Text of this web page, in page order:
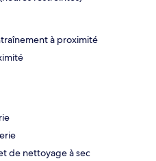
à proximité
de nettoyage à sec